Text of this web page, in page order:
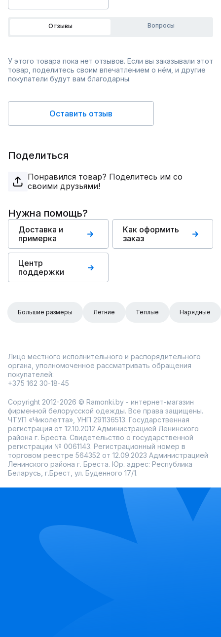
Отзывы Вопросы
У этого товара пока нет отзывов. Если вы заказывали этот
товар, поделитесь своим впечатлением о нём, и другие
покупатели будут вам благодарны.
Оставить отзыв
Поделиться
Понравился товар? Поделитесь им со
своими друзьями!
Нужна помощь?
Доставка и
примерка
Как оформить
заказ
Центр
поддержки
Большие размеры Летние Теплые Нарядные
Лицо местного исполнительного и распорядительного
органа, уполномоченное рассматривать обращения
покупателей:
+375 162 30-18-45
Copyright 2012-2026 © Ramonki.by - интернет-магазин
фирменной белорусской одежды. Все права защищены.
ЧТУП «Чиколетта», УНП 291136513. Государственная
регистрация от 12.10.2012 Администрацией Ленинского
района г. Бреста. Свидетельство о государственной
регистрации № 0061143. Регистрационный номер в
торговом реестре 564352 от 12.09.2023 Администрацией
Ленинского района г. Бреста. Юр. адрес: Республика
Беларусь, г.Брест, ул. Буденного 17/1.